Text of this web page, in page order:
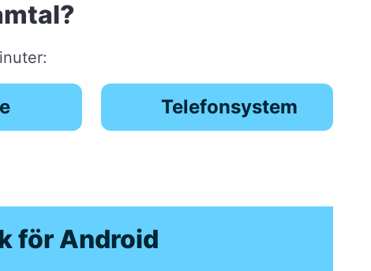
Telefonsystem
för Android